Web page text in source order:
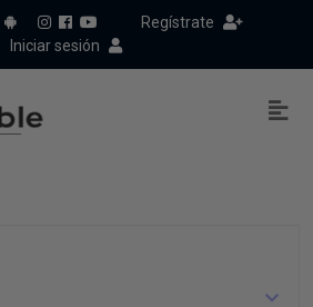
Regístrate
Iniciar sesión